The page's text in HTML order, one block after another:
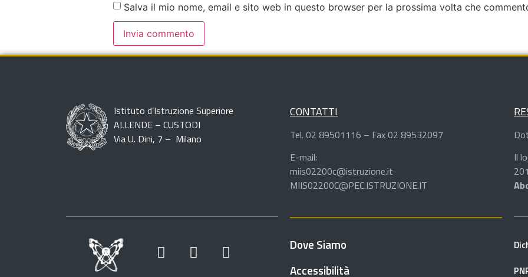
Salva il mio nome, email e sito web in questo browser per la prossima volta che
Istituto d’Istruzione Superiore
ALLENDE – CUSTODI
Via U. Dini, 7 – Milano
CONTATTI
Tel. 02 89501116 – Fax 02 89532097
E-mail:
miis02200c@istruzione.it
MIIS02200C@PEC.ISTRUZIONE.IT
Dove Siamo
Accessibilità
Il